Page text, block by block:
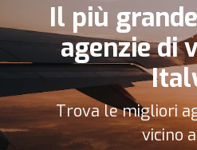
Il più
agenzie di
Trova le migliori
vicino